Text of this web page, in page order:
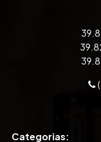
Categorias: